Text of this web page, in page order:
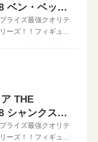
全国どこからでもお
込手数料など全て無
的な金額が分かりま
可能です。といま
の買取価格は500円
この他のワン
はコチラから↓その他
ット申し込みフォー
から送料無料の宅配
品を詰めて、送るだ
になりたいものが売
全国どこからでもお
込手数料など全て無
的な金額が分かりま
ベン・ベック
ライズ最強クオリテ
ーズ！！フィギュア
各買取価格表の更新
依頼頂いた買取査定
致しますのでご安心
ュア THE
クマン現在の買取価
◆◆◆◆◆◆◆◆◆◆◆ こ
新買取価格はコチラ
THE
シャンクスの
ライズ最強クオリテ
ーズ！！フィギュア